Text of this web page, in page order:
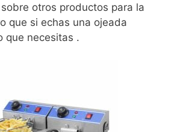
otros productos para la
que si echas una ojeada
que necesitas .